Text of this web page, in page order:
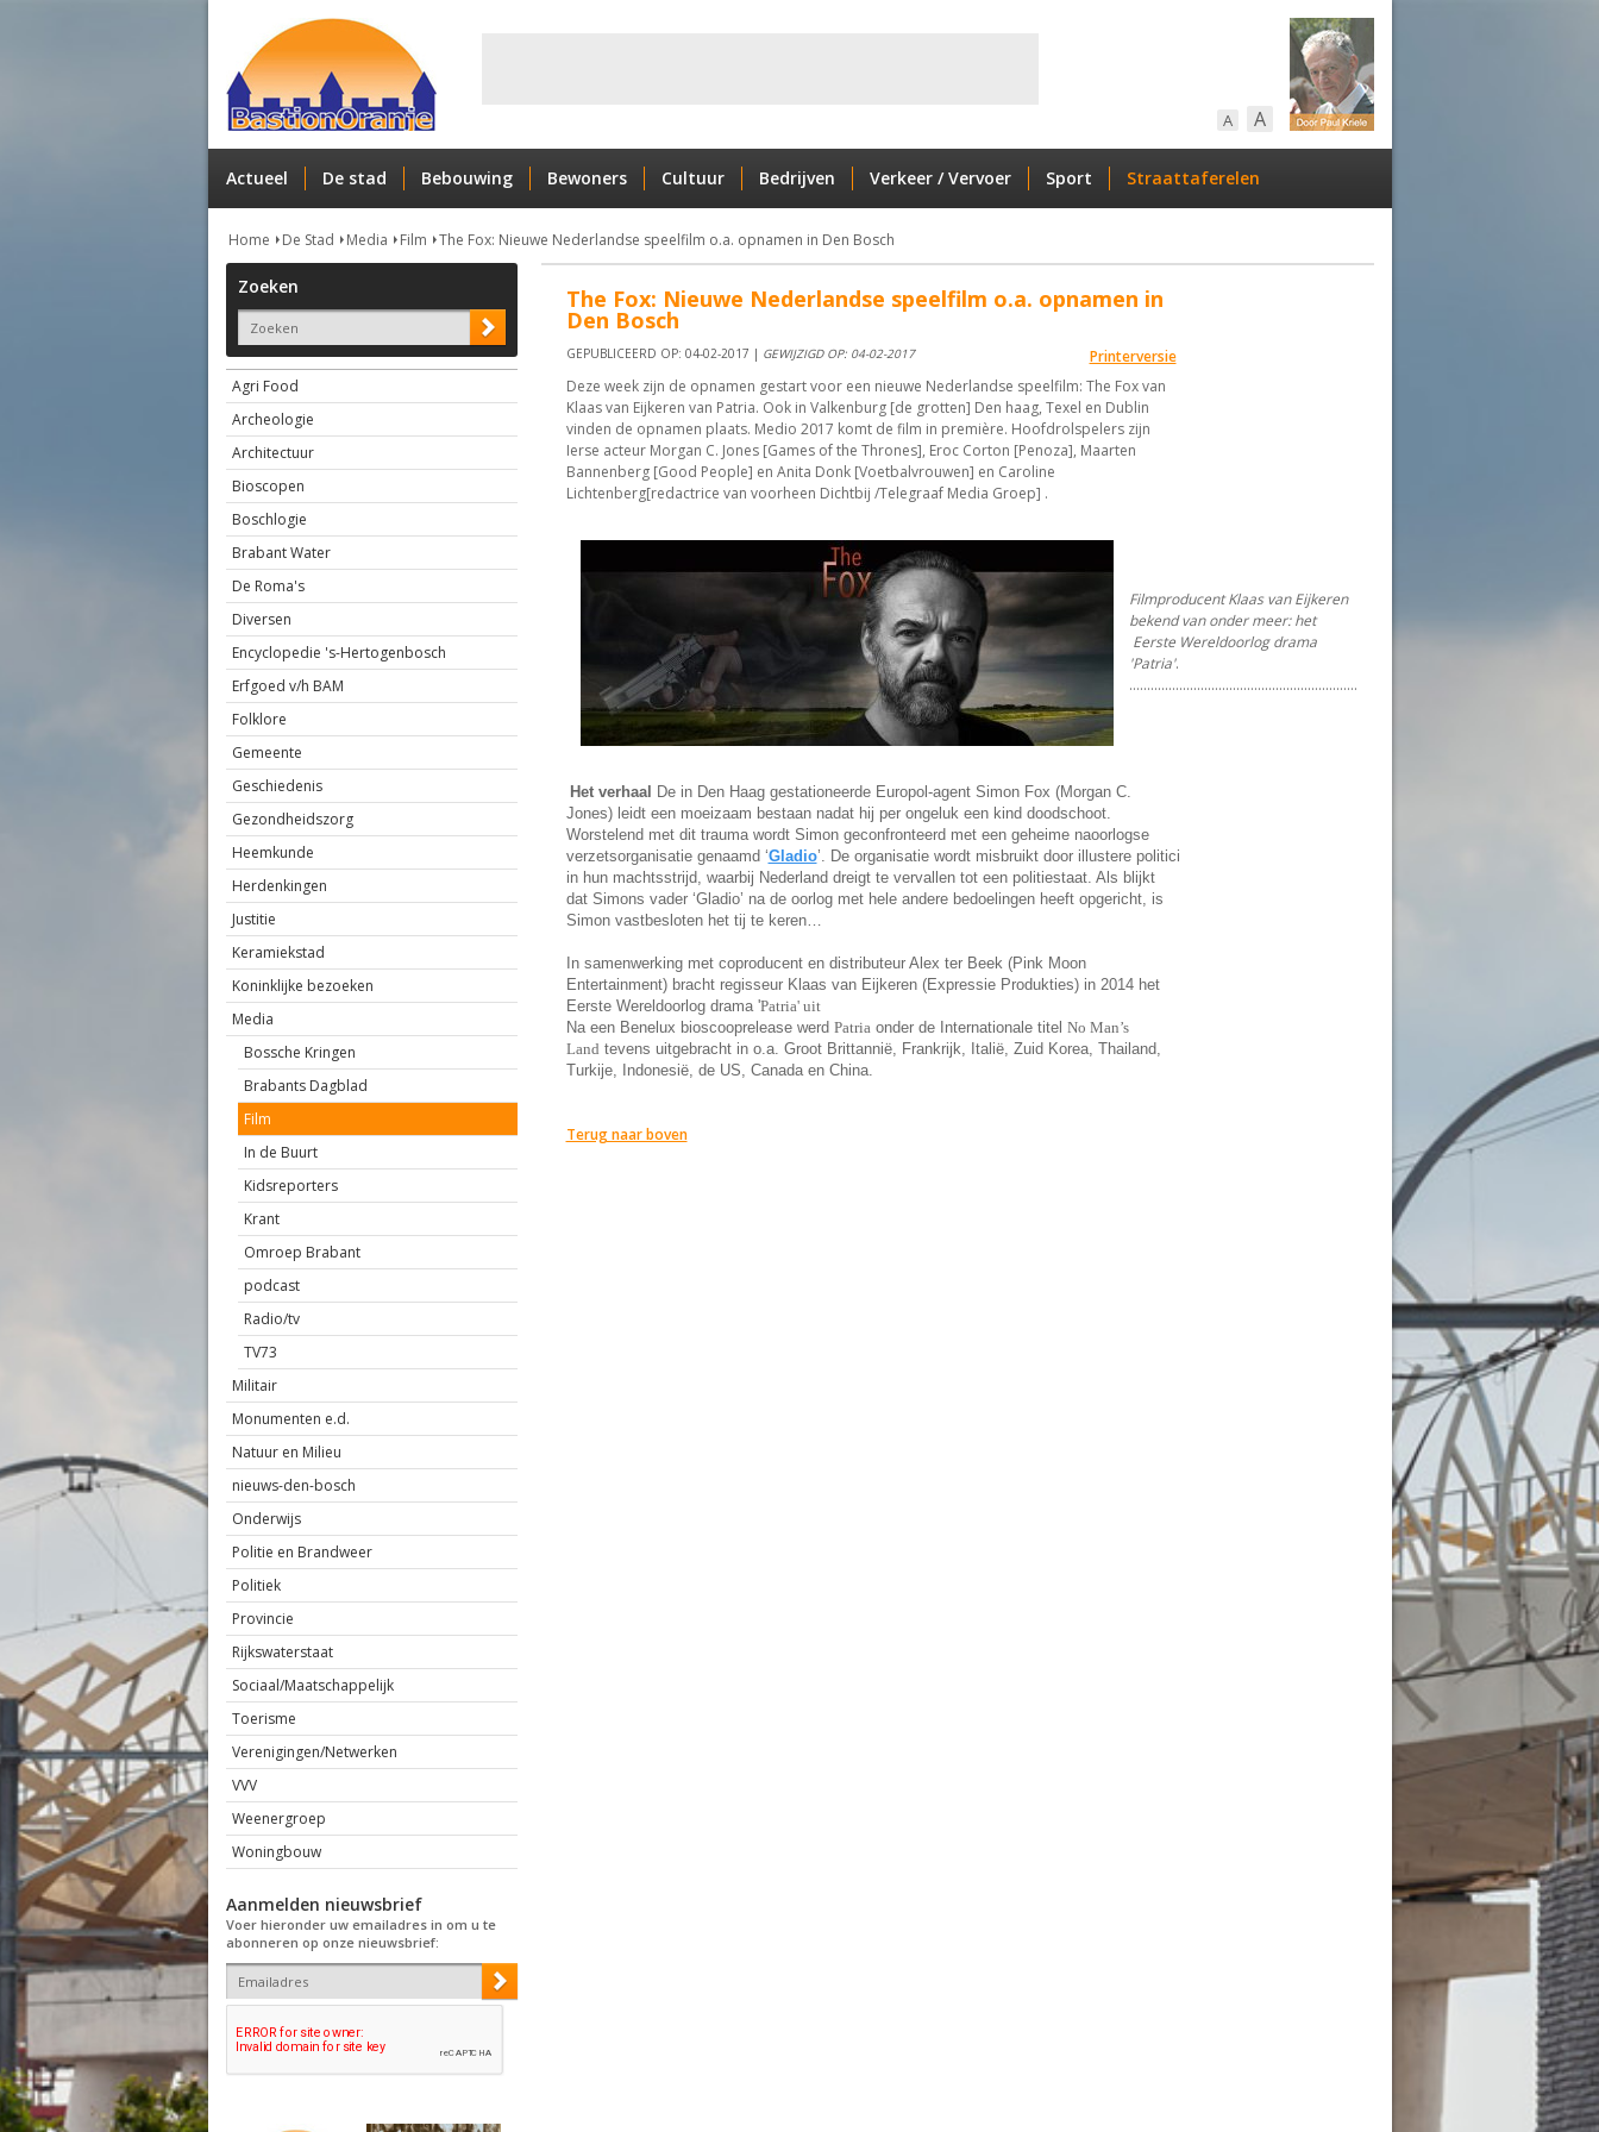
A A
Actueel De stad Bebouwing Bewoners Cultuur Bedrijven Verkeer / Vervoer Sport Straattaferelen
Home De Stad Media Film The Fox: Nieuwe Nederlandse speelfilm o.a. opnamen in Den Bosch
Zoeken
Agri Food
Archeologie
Architectuur
Bioscopen
Boschlogie
Brabant Water
De Roma's
Diversen
Encyclopedie 's-Hertogenbosch
Erfgoed v/h BAM
Folklore
Gemeente
Geschiedenis
Gezondheidszorg
Heemkunde
Herdenkingen
Justitie
Keramiekstad
Koninklijke bezoeken
Media
Bossche Kringen
Brabants Dagblad
Film
In de Buurt
Kidsreporters
Krant
Omroep Brabant
podcast
Radio/tv
TV73
Militair
Monumenten e.d.
Natuur en Milieu
nieuws-den-bosch
Onderwijs
Politie en Brandweer
Politiek
Provincie
Rijkswaterstaat
Sociaal/Maatschappelijk
Toerisme
Verenigingen/Netwerken
VVV
Weenergroep
Woningbouw
Aanmelden nieuwsbrief
Voer hieronder uw emailadres in om u te
abonneren op onze nieuwsbrief:
The Fox: Nieuwe Nederlandse speelfilm o.a. opnamen in
Den Bosch
Printerversie
GEPUBLICEERD OP: 04-02-2017 | GEWIJZIGD OP: 04-02-2017
Deze week zijn de opnamen gestart voor een nieuwe Nederlandse speelfilm: The Fox van
Klaas van Eijkeren van Patria. Ook in Valkenburg [de grotten] Den haag, Texel en Dublin
vinden de opnamen plaats. Medio 2017 komt de film in première. Hoofdrolspelers zijn
Ierse acteur Morgan C. Jones [Games of the Thrones], Eroc Corton [Penoza], Maarten
Bannenberg [Good People] en Anita Donk [Voetbalvrouwen] en Caroline
Lichtenberg[redactrice van voorheen Dichtbij /Telegraaf Media Groep] .
Filmproducent Klaas van Eijkeren
bekend van onder meer: het
Eerste Wereldoorlog drama
'Patria'.
................................................................
Het verhaal De in Den Haag gestationeerde Europol-agent Simon Fox (Morgan C.
Jones) leidt een moeizaam bestaan nadat hij per ongeluk een kind doodschoot.
Worstelend met dit trauma wordt Simon geconfronteerd met een geheime naoorlogse
verzetsorganisatie genaamd ‘Gladio’. De organisatie wordt misbruikt door illustere politici
in hun machtsstrijd, waarbij Nederland dreigt te vervallen tot een politiestaat. Als blijkt
dat Simons vader ‘Gladio’ na de oorlog met hele andere bedoelingen heeft opgericht, is
Simon vastbesloten het tij te keren…
In samenwerking met coproducent en distributeur Alex ter Beek (Pink Moon
Entertainment) bracht regisseur Klaas van Eijkeren (Expressie Produkties) in 2014 het
Eerste Wereldoorlog drama 'Patria' uit
Na een Benelux bioscooprelease werd Patriaonder de Internationale titel No Man’s
Land tevens uitgebracht in o.a. Groot Brittannië, Frankrijk, Italië, Zuid Korea, Thailand,
Turkije, Indonesië, de US, Canada en China.
Terug naar boven